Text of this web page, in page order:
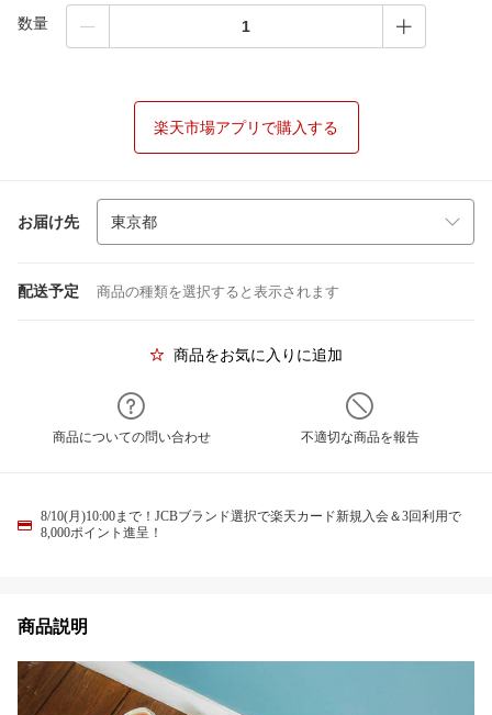
数量
楽天市場アプリで購入する
お届け先
配送予定 商品の種類を選択すると表示されます
商品をお気に入りに追加
商品についての問い合わせ 不適切な商品を報告
8/10(月)10:00まで！JCBブランド選択で楽天カード新規入会＆3回利用で
8,000ポイント進呈！
商品説明